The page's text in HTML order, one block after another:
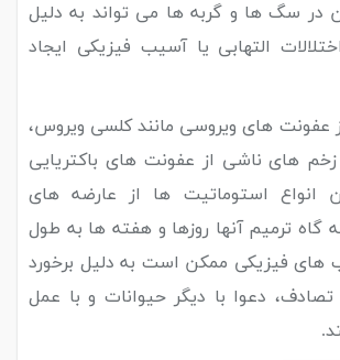
در سگ ها و گربه ها می تواند به دلیل
التهابی یا آسیب فیزیکی ایجاد
عفونت های ویروسی مانند کلسی ویروس،
های ناشی از عفونت های باکتریایی
انواع استوماتیت ها از عارضه های
گاه ترمیم آنها روزها و هفته ها به طول
های فیزیکی ممکن است به دلیل برخورد
تصادف، دعوا با دیگر حیوانات و با عمل